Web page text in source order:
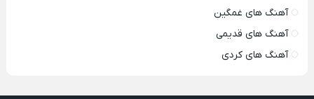
آهنگ های غمگین
آهنگ های قدیمی
آهنگ های کردی